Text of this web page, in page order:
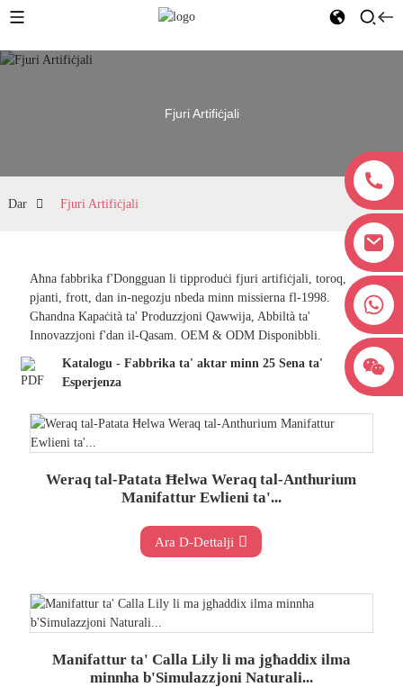
+8618038381627
Fjuri Artifiċjali
Dar Fjuri Artifiċjali
Aħna fabbrika f'Dongguan li tipproduċi fjuri artifiċjali, toroq,
pjanti, frott, dan in-negozju nbeda minn missierna fl-1998.
Għandna Kapaċità ta' Produzzjoni Qawwija, Abbiltà ta'
Innovazzjoni f'dan il-Qasam. OEM & ODM Disponibbli.
Katalogu - Fabbrika ta' aktar minn 25 Sena ta'
Esperjenza
Weraq tal-Patata Ħelwa Weraq tal-Anthurium
Manifattur Ewlieni ta'...
Ara D-Dettalji
Manifattur ta' Calla Lily li ma jgħaddix ilma
minnha b'Simulazzjoni Naturali...